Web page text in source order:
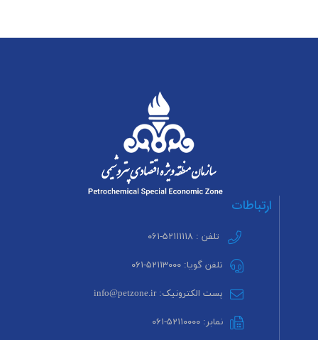
ارتباطات
تلفن : ۵۲۱۱۱۱۱۸-۰۶۱
تلفن گویا: ۵۲۱۱۳۰۰۰-۰۶۱
پست الکترونیک: info@petzone.ir
نمابر: ۵۲۱۱۰۰۰۰-۰۶۱